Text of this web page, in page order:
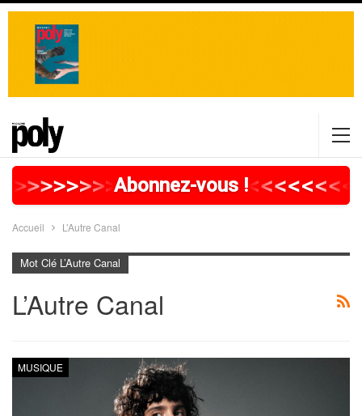
>>>>>>>>>>>>>>>>>
Abonnez-vous !<<<<<<<<
Accueil L’Autre Canal
Mot Clé L’Autre Canal
L’Autre Canal
MUSIQUE